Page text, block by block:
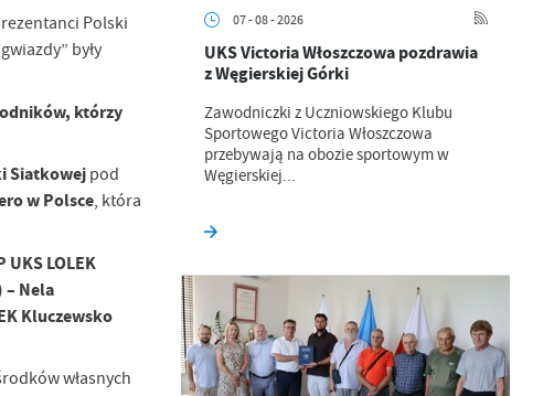
Polski
były
którzy
Siatkowejpod
w Polsce, która
LOLEK
– Nela
Kluczewsko
własnych
07 - 08 - 2026
UKS Victoria Włoszczowa pozdrawia
z Węgierskiej Górki
Zawodniczki z Uczniowskiego Klubu
Sportowego Victoria Włoszczowa
przebywają na obozie sportowym w
Węgierskiej...